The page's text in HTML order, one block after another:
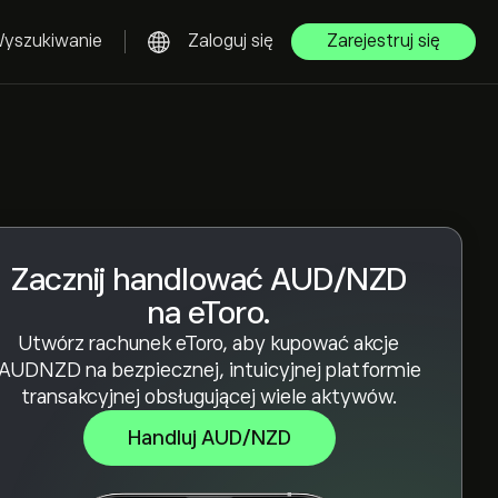
Zaloguj się Zarejestruj się
Zacznij handlować AUD/NZD
na eToro.
Utwórz rachunek eToro, aby kupować akcje
na bezpiecznej, intuicyjnej platformie
transakcyjnej obsługującej wiele aktywów.
Handluj AUD/NZD